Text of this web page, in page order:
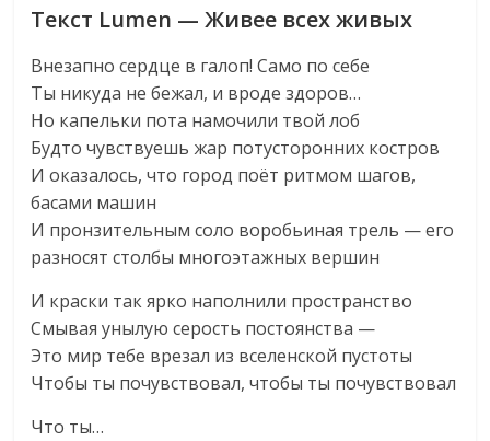
Текст Lumen — Живее всех живых
Внезапно сердце в галоп! Само по себе
Ты никуда не бежал, и вроде здоров…
Но капельки пота намочили твой лоб
Будто чувствуешь жар потусторонних костров
И оказалось, что город поёт ритмом шагов,
басами машин
И пронзительным соло воробьиная трель — его
разносят столбы многоэтажных вершин
И краски так ярко наполнили пространство
Смывая унылую серость постоянства —
Это мир тебе врезал из вселенской пустоты
Чтобы ты почувствовал, чтобы ты почувствовал
Что ты…